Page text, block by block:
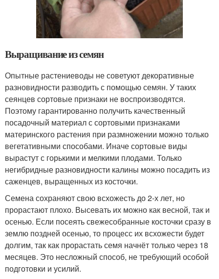
Выращивание из семян
Опытные растениеводы не советуют декоративные
разновидности разводить с помощью семян. У таких
сеянцев сортовые признаки не воспроизводятся.
Поэтому гарантированно получить качественный
посадочный материал с сортовыми признаками
материнского растения при размножении можно только
вегетативными способами. Иначе сортовые виды
вырастут с горькими и мелкими плодами. Только
негибридные разновидности калины можно посадить из
саженцев, выращенных из косточки.
Семена сохраняют свою всхожесть до 2-х лет, но
прорастают плохо. Высевать их можно как весной, так и
осенью. Если посеять свежесобранные косточки сразу в
землю поздней осенью, то процесс их всхожести будет
долгим, так как прорастать семя начнёт только через 18
месяцев. Это несложный способ, не требующий особой
подготовки и усилий.